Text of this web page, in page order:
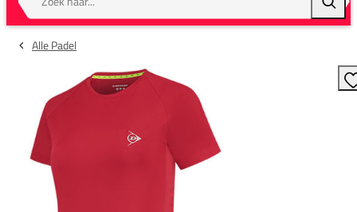
Alle Padel